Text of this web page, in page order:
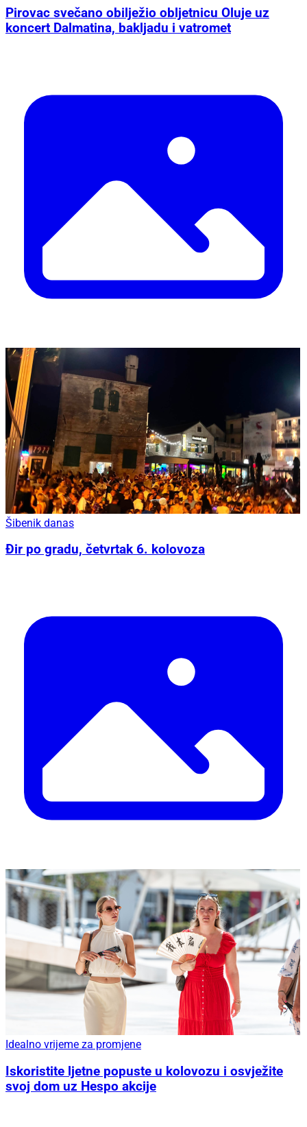
Pirovac svečano obilježio obljetnicu Oluje uz
koncert Dalmatina, bakljadu i vatromet
Šibenik danas
Đir po gradu, četvrtak 6. kolovoza
Idealno vrijeme za promjene
Iskoristite ljetne popuste u kolovozu i osvježite
svoj dom uz Hespo akcije